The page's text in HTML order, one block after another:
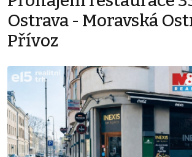
Ostrava - Moravská
Přívoz